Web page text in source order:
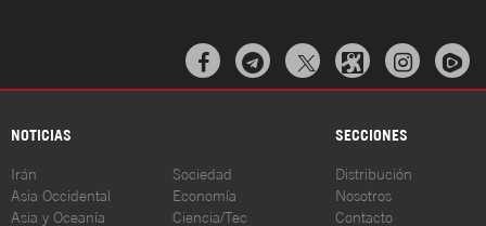
  
NOTICIAS SECCIONES
Irán
Asia Occidental
Asia y Oceanía
Sociedad
Economía
Ciencia/Tec
Distribución
Nosotros
Contacto